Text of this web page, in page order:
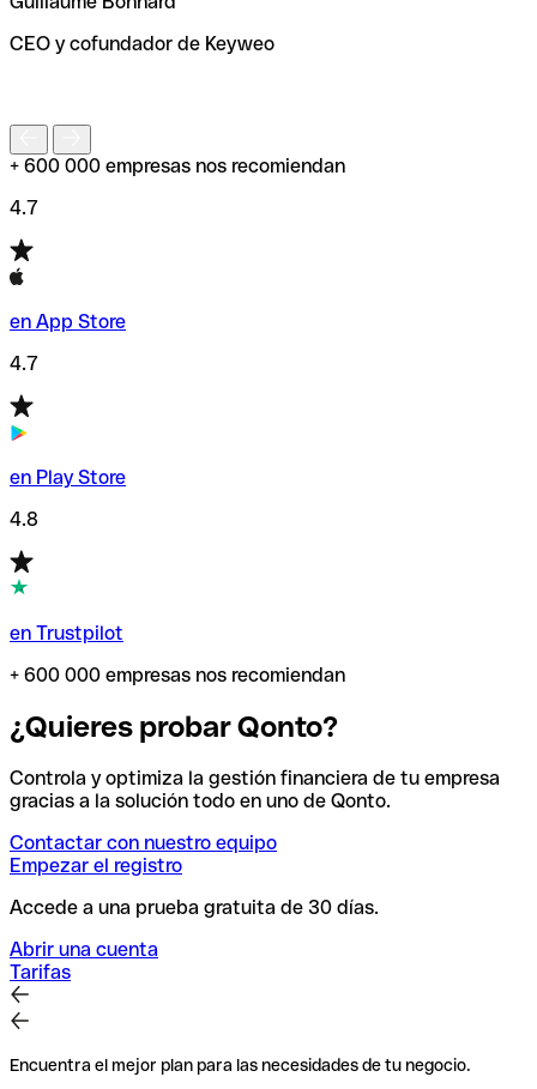
de enviar tu transferencia.
CEO y cofundador de Keyweo
+ 600 000 empresas nos recomiendan
4.7
en App Store
4.7
en Play Store
4.8
en Trustpilot
+ 600 000 empresas nos recomiendan
¿Quieres probar Qonto?
Controla y optimiza la gestión financiera de tu empresa
gracias a la solución todo en uno de Qonto.
Contactar con nuestro equipo
Empezar el registro
Accede a una prueba gratuita de 30 días.
Abrir una cuenta
Tarifas
Encuentra el mejor plan para las necesidades de tu negocio.